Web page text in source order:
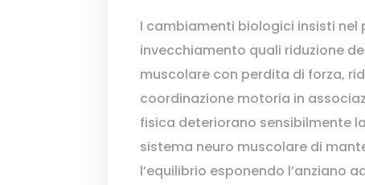
I cambiamenti biologici insisti nel
invecchiamento quali riduzione
muscolare con perdita di forza,
coordinazione motoria in
fisica deteriorano sensibilmente
sistema neuro muscolare di
l’equilibrio esponendo l’anziano